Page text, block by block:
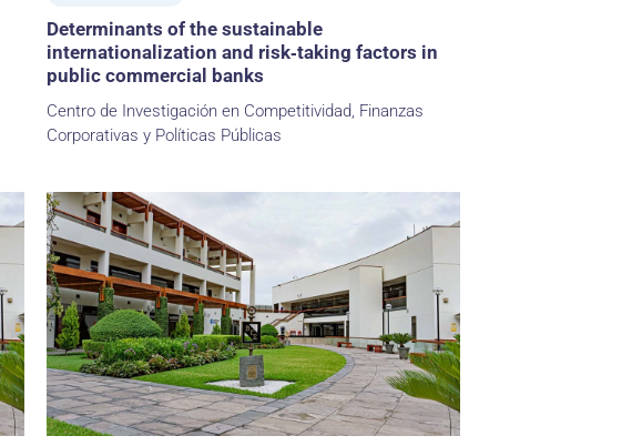
Determinants of the sustainable
internationalization and risk‐taking factors in
public commercial banks
Centro de Investigación en Competitividad, Finanzas
Corporativas y Políticas Públicas